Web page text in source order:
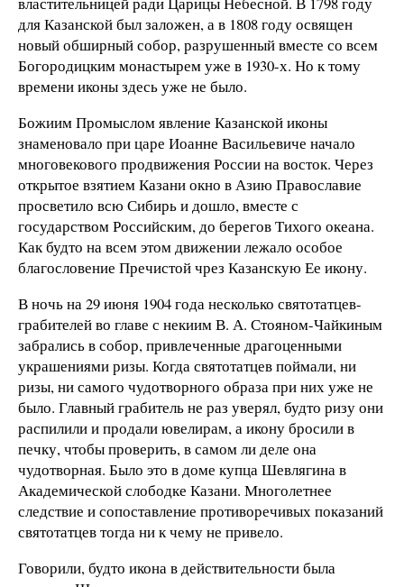
для Казанской был заложен, а в 1808 году освящен
новый обширный собор, разрушенный вместе со всем
Богородицким монастырем уже в 1930-х. Но к тому
времени иконы здесь уже не было.
Божиим Промыслом явление Казанской иконы
знаменовало при царе Иоанне Васильевиче начало
многовекового продвижения России на восток. Через
открытое взятием Казани окно в Азию Православие
просветило всю Сибирь и дошло, вместе с
государством Российским, до берегов Тихого океана.
Как будто на всем этом движении лежало особое
благословение Пречистой чрез Казанскую Ее икону.
В ночь на 29 июня 1904 года несколько святотатцев-
грабителей во главе с некиим В. А. Стояном-Чайкиным
забрались в собор, привлеченные драгоценными
украшениями ризы. Когда святотатцев поймали, ни
ризы, ни самого чудотворного образа при них уже не
было. Главный грабитель не раз уверял, будто ризу они
распилили и продали ювелирам, а икону бросили в
печку, чтобы проверить, в самом ли деле она
чудотворная. Было это в доме купца Шевлягина в
Академической слободке Казани. Многолетнее
следствие и сопоставление противоречивых показаний
святотатцев тогда ни к чему не привело.
Говорили, будто икона в действительности была